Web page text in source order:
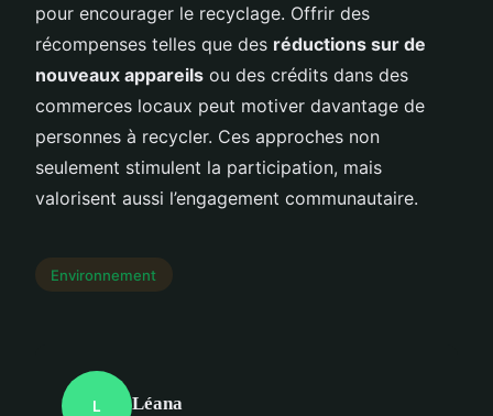
pour encourager le recyclage. Offrir des
récompenses telles que des réductions sur de
nouveaux appareils ou des crédits dans des
commerces locaux peut motiver davantage de
personnes à recycler. Ces approches non
seulement stimulent la participation, mais
valorisent aussi l’engagement communautaire.
Environnement
L Léana